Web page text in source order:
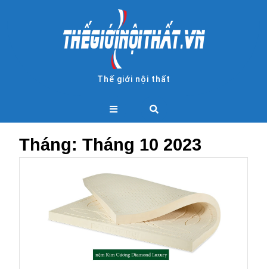
Thế giới nội thất
Open
Button
Tháng: Tháng 10 2023